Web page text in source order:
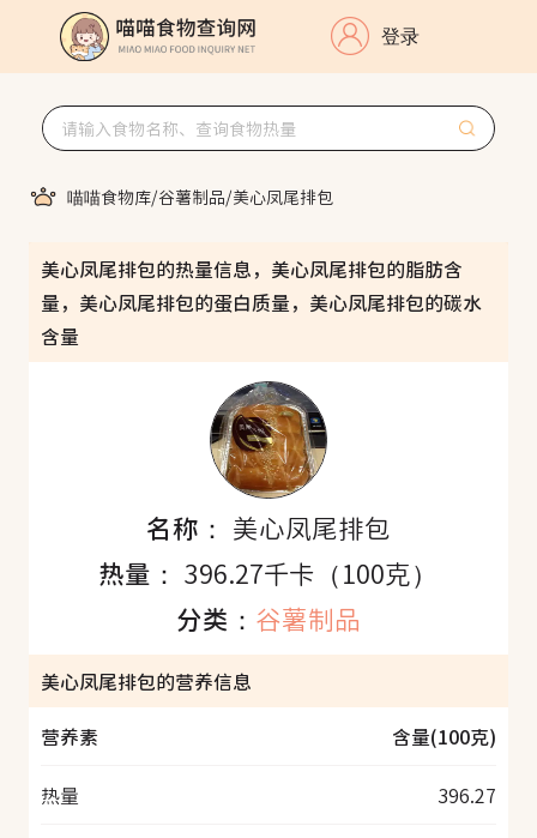
登录
喵喵食物库/谷薯制品/美心凤尾排包
美心凤尾排包的热量信息，美心凤尾排包的脂肪含
量，美心凤尾排包的蛋白质量，美心凤尾排包的碳水
含量
名称： 美心凤尾排包
热量：396.27千卡（100克）
分类： 谷薯制品
美心凤尾排包的营养信息
营养素
含量(100克)
热量 396.27